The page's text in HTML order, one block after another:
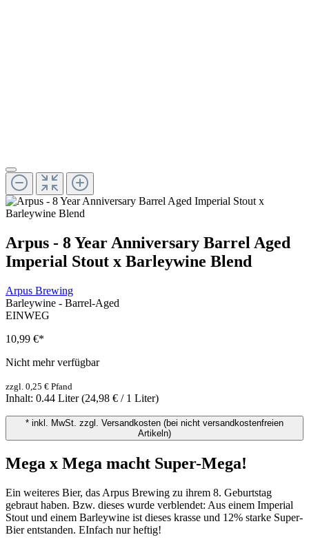
Arpus - 8 Year Anniversary Barrel Aged
Imperial Stout x Barleywine Blend
Arpus Brewing
Barleywine - Barrel-Aged
EINWEG
10,99 €*
Nicht mehr verfügbar
zzgl. 0,25 € Pfand
Inhalt: 0.44 Liter(24,98 € / 1 Liter)
* inkl. MwSt. zzgl. Versandkosten (bei nicht versandkostenfreien
Artikeln)
Mega x Mega macht Super-Mega!
Ein weiteres Bier, das Arpus Brewing zu ihrem 8. Geburtstag
gebraut haben. Bzw. dieses wurde verblendet: Aus einem Imperial
Stout und einem Barleywine ist dieses krasse und 12% starke Super-
Bier entstanden. EInfach nur heftig!